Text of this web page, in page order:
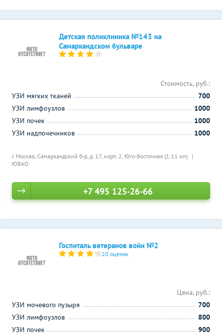
Детская поликлиника №143 на
Самаркандском бульваре
г. Москва, Самаркандский б-р, д. 17, корп. 2, Юго-Восточная (1.11 км)
ЮВАО
Стоимость, руб.:
УЗИ мягких тканей
700
УЗИ лимфоузлов
1000
УЗИ почек
1000
УЗИ надпочечников
1000
+7 495 125-26-66
Госпиталь ветеранов войн №2
20 оценок
Цена, руб.:
УЗИ мочевого пузыря
700
УЗИ лимфоузлов
800
УЗИ почек
900